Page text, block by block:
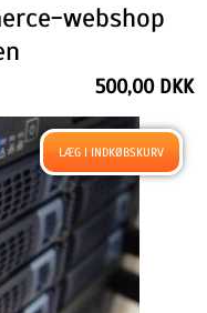
webshop
500,00 DKK